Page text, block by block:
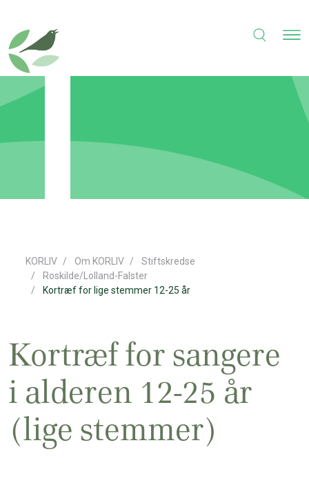
KORLIV Om KORLIV
Stiftskredse
Roskilde/Lolland-Falster
Kortræf for lige stemmer 12-25 år
Kortræf for sangere
i alderen 12-25 år
(lige stemmer)